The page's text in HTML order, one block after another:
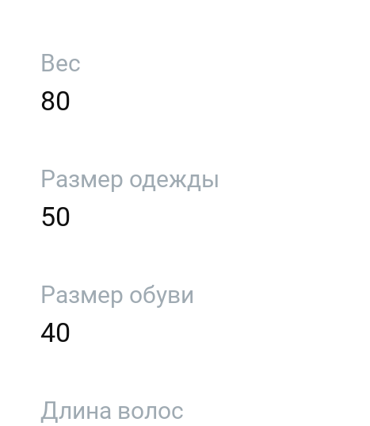
Вес
80
Размер одежды
50
Размер обуви
40
Длина волос